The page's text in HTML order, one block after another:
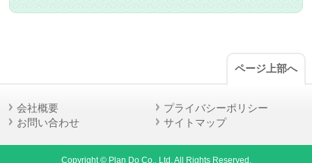
ページ上部へ
会社概要
プライバシーポリシー
お問い合わせ
サイトマップ
Copyright © Plan Do Co., Ltd. All Rights Reserved.